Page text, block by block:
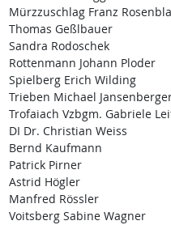
Mürzzuschlag Franz
Thomas Geßlbauer
Sandra Rodoschek
Rottenmann Johann Ploder
Spielberg Erich Wilding
Trieben Michael
Trofaiach Vzbgm. Gabriele
DI Dr. Christian Weiss
Bernd Kaufmann
Patrick Pirner
Astrid Högler
Manfred Rössler
Voitsberg Sabine Wagner